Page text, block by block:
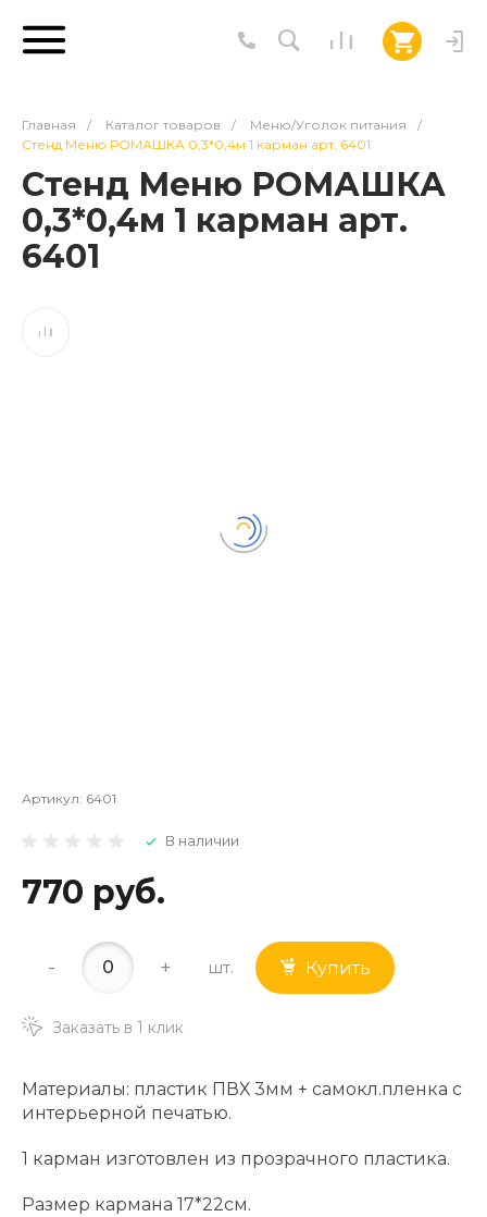
Главная / Каталог товаров / Меню/Уголок питания
/
Стенд Меню РОМАШКА 0,3*0,4м 1 карман арт. 6401
Стенд Меню РОМАШКА
0,3*0,4м 1 карман арт.
6401
Артикул: 6401
В наличии
770 руб.
- + шт. Купить
Заказать в 1 клик
Материалы: пластик ПВХ 3мм + самокл.пленка с
интерьерной печатью.
1 карман изготовлен из прозрачного пластика.
Размер кармана 17*22см.